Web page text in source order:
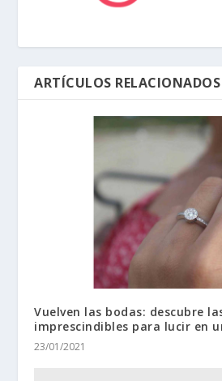
ARTÍCULOS RELACIONADOS
Vuelven las bodas: descubre
imprescindibles para lucir en
23/01/2021